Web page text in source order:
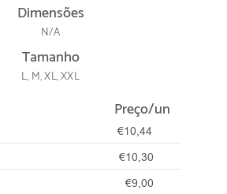
Dimensões
N/A
Tamanho
L, M, XL, XXL
Preço/un
€10,44
€10,30
€9,00